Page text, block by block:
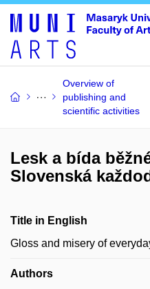
Overview of
publishing and
scientific activities
Lesk a bída
Slovenská
Title in English
Gloss and misery of
Authors